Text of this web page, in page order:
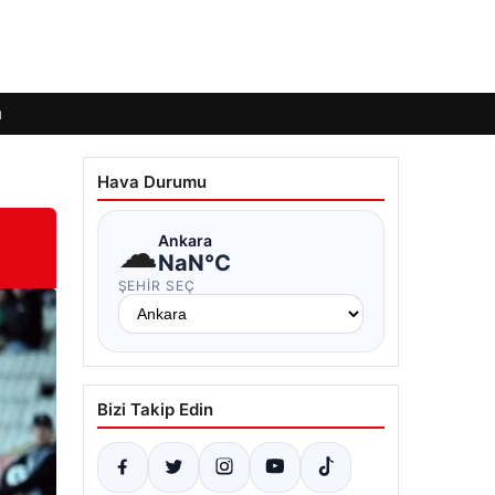
Hava Durumu
☁Ankara
NaN°C
ŞEHIR SEÇ
Bizi Takip Edin